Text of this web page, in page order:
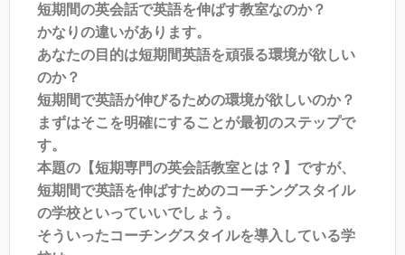
短期間の英会話で英語を伸ばす教室なのか？
かなりの違いがあります。
あなたの目的は短期間英語を頑張る環境が欲しい
のか？
短期間で英語が伸びるための環境が欲しいのか？
まずはそこを明確にすることが最初のステップで
す。
本題の【短期専門の英会話教室とは？】ですが、
短期間で英語を伸ばすためのコーチングスタイル
の学校といっていいでしょう。
そういったコーチングスタイルを導入している学